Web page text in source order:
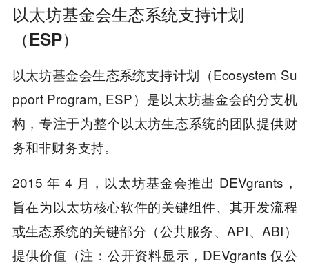
以太坊基金会生态系统支持计划
（ESP）
以太坊基金会生态系统支持计划 （Ecosystem Su
pport Program, ESP）是以太坊基金会的分支机
构，专注于为整个以太坊生态系统的团队提供财
务和非财务支持。
2015 年 4 月，以太坊基金会推出 DEVgrants，
旨在为以太坊核心软件的关键组件、其开发流程
或生态系统的关键部分（公共服务、API、ABI）
提供价值（注：公开资料显示，DEVgrants 仅公